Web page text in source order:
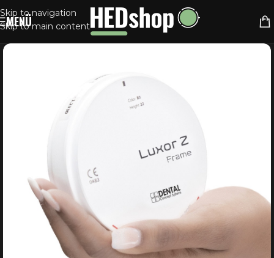
Skip to navigation
Skip to main content
MENÜ